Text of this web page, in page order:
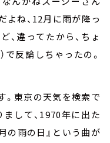
よね、 12月に雨が降っ
、違ってたから、ちょ
）で反論しちゃったの。
。東京の天気を検索で
して、 1970年に出た
の雨の日』という曲が